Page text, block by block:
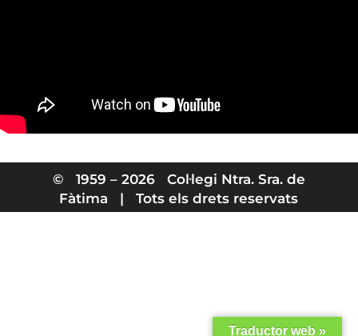
© 1959 – 2026 Col·legi Ntra. Sra. de
Fàtima | Tots els drets reservats
Traductor web »